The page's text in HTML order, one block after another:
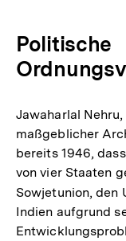
Politische
Jawaharlal
maßgeblicher
bereits 1946,
von vier Staaten
Sowjetunion, den
Indien aufgrund